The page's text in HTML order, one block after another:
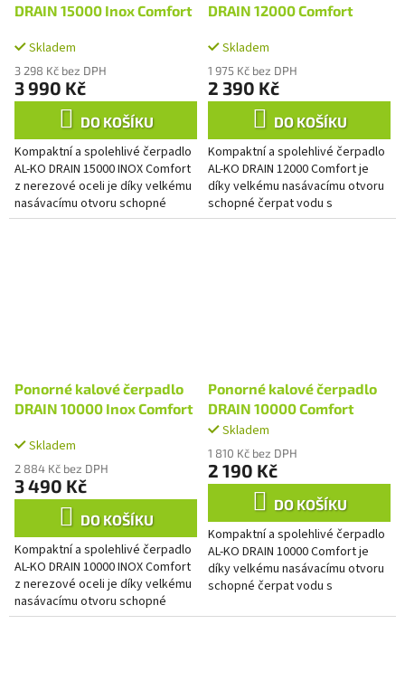
DRAIN 15000 Inox Comfort
Skladem
3 298 Kč bez DPH
3 990 Kč
DO KOŠÍKU
Kompaktní a spolehlivé čerpadlo
AL-KO DRAIN 15000 INOX Comfort
z nerezové oceli je díky velkému
nasávacímu otvoru schopné
čerpat vodu s nečistotami až do
DRAIN 12000 Comfort
Skladem
1 975 Kč bez DPH
2 390 Kč
DO KOŠÍKU
Kompaktní a spolehlivé čerpadlo
AL-KO DRAIN 12000 Comfort je
díky velkému nasávacímu otvoru
schopné čerpat vodu s
nečistotami až do velikosti 30
Ponorné kalové čerpadlo
DRAIN 10000 Inox Comfort
Skladem
2 884 Kč bez DPH
3 490 Kč
DO KOŠÍKU
Kompaktní a spolehlivé čerpadlo
AL-KO DRAIN 10000 INOX Comfort
z nerezové oceli je díky velkému
nasávacímu otvoru schopné
čerpat vodu s nečistotami až do
Ponorné kalové čerpadlo
DRAIN 10000 Comfort
Průměrné
hodnocení
produktu
je
z
5
hvězdiček.
Skladem
1 810 Kč bez DPH
2 190 Kč
DO KOŠÍKU
Kompaktní a spolehlivé čerpadlo
AL-KO DRAIN 10000 Comfort je
díky velkému nasávacímu otvoru
schopné čerpat vodu s
mm, rychle a efektivně.